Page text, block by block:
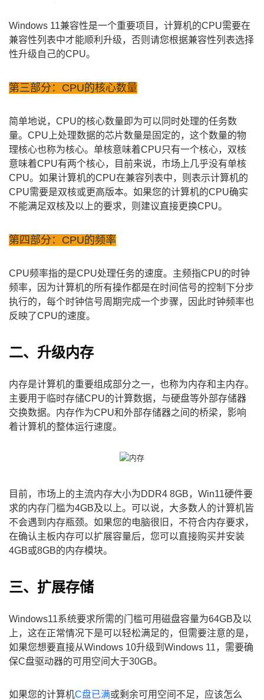
Windows 11兼容性是一个重要项目，计算机的CPU需要在
兼容性列表中才能顺利升级，否则请您根据兼容性列表选择
性升级自己的CPU。
第三部分：CPU的核心数量
简单地说，CPU的核心数量即为可以同时处理的任务数
量。CPU上处理数据的芯片数量是固定的，这个数量的物
理核心也称为核心。单核意味着CPU只有一个核心，双核
意味着CPU有两个核心，目前来说，市场上几乎没有单核
CPU。如果计算机的CPU在兼容列表中，则表示计算机的
CPU需要是双核或更高版本。如果您的计算机的CPU确实
不能满足双核及以上的要求，则建议直接更换CPU。
第四部分：CPU的频率
CPU频率指的是CPU处理任务的速度。主频指CPU的时钟
频率，因为计算机的所有操作都是在时间信号的控制下分步
执行的，每个时钟信号周期完成一个步骤，因此时钟频率也
反映了CPU的速度。
二、升级内存
内存是计算机的重要组成部分之一，也称为内存和主内存。
主要用于临时存储CPU的计算数据，与硬盘等外部存储器
交换数据。内存作为CPU和外部存储器之间的桥梁，影响
着计算机的整体运行速度。
目前，市场上的主流内存大小为DDR4 8GB，Win11硬件要
求的内存门槛为4GB及以上。可以说，大多数人的计算机皆
不会遇到内存瓶颈。如果您的电脑很旧，不符合内存要求，
在确认主板内存可以扩展容量后，您可以直接购买并安装
4GB或8GB的内存模块。
三、扩展存储
Windows11系统要求所需的门槛可用磁盘容量为64GB及以
上，这在正常情况下是可以轻松满足的，但需要注意的是，
如果您想要直接从Windows 10升级到Windows 11，需要确
保C盘驱动器的可用空间大于30GB。
如果您的计算机C盘已满或剩余可用空间不足，应该怎么